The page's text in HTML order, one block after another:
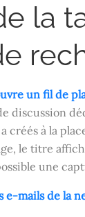
la
un fil de
discussion
créés à la
le titre
une
e-mails de la